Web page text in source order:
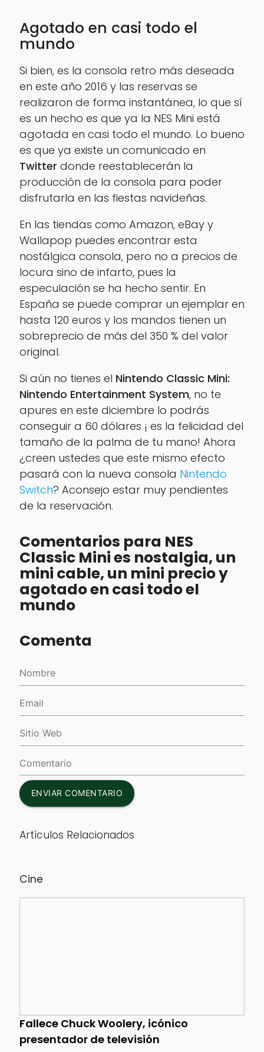
Cine
Fallece Chuck Woolery, icónico
presentador de televisión
Agotado en casi todo el
mundo
Si bien, es la consola retro más deseada
en este año 2016 y las reservas se
realizaron de forma instantánea, lo que sí
es un hecho es que ya la NES Mini está
agotada en casi todo el mundo. Lo bueno
es que ya existe un comunicado en
Twitter donde reestablecerán la
producción de la consola para poder
disfrutarla en las fiestas navideñas.
En las tiendas como Amazon, eBay y
Wallapop puedes encontrar esta
nostálgica consola, pero no a precios de
locura sino de infarto, pues la
especulación se ha hecho sentir. En
España se puede comprar un ejemplar en
hasta 120 euros y los mandos tienen un
sobreprecio de más del 350 % del valor
original.
Si aún no tienes el Nintendo Classic Mini:
Nintendo Entertainment System, no te
apures en este diciembre lo podrás
conseguir a 60 dólares ¡ es la felicidad del
tamaño de la palma de tu mano! Ahora
¿creen ustedes que este mismo efecto
pasará con la nueva consola Nintendo
Switch? Aconsejo estar muy pendientes
de la reservación.
Comentarios para NES
Classic Mini es nostalgia, un
mini cable, un mini precio y
agotado en casi todo el
mundo
Comenta
ENVIAR COMENTARIO
Artículos Relacionados